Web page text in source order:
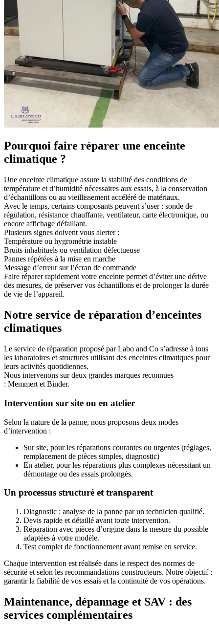
Pourquoi faire réparer une enceinte
climatique ?
Une enceinte climatique assure la stabilité des conditions de
température et d’humidité nécessaires aux essais, à la conservation
d’échantillons ou au vieillissement accéléré de matériaux.
Avec le temps, certains composants peuvent s’user : sonde de
régulation, résistance chauffante, ventilateur, carte électronique, ou
encore affichage défaillant.
Plusieurs signes doivent vous alerter :
Température ou hygrométrie instable
Bruits inhabituels ou ventilation défectueuse
Pannes répétées à la mise en marche
Message d’erreur sur l’écran de commande
Faire réparer rapidement votre enceinte permet d’éviter une dérive
des mesures, de préserver vos échantillons et de prolonger la durée
de vie de l’appareil.
Notre service de réparation d’enceintes
climatiques
Le service de réparation proposé parLabo and Co s’adresse à tous
les laboratoires et structures utilisant des enceintes climatiques pour
leurs activités quotidiennes.
Nous intervenons sur deux grandes marques reconnues
: Memmert et Binder.
Intervention sur site ou en atelier
Selon la nature de la panne, nous proposons deux modes
d’intervention :
Sur site, pour les réparations courantes ou urgentes (réglages,
remplacement de pièces simples, diagnostic)
En atelier, pour les réparations plus complexes nécessitant un
démontage ou des essais prolongés.
Un processus structuré et transparent
Diagnostic : analyse de la panne par un technicien qualifié.
Devis rapide et détaillé avant toute intervention.
Réparation avec pièces d’origine dans la mesure du possible
adaptées à votre modèle.
Test complet de fonctionnement avant remise en service.
Chaque intervention est réalisée dans le respect des normes de
sécurité et selon les recommandations constructeurs. Notre objectif :
garantir la fiabilité de vos essais et la continuité de vos opérations.
Maintenance, dépannage et SAV : des
services complémentaires